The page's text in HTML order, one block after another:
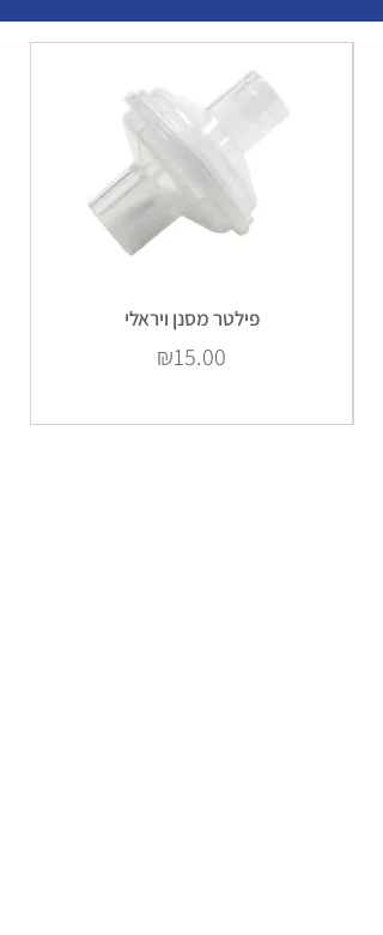
פילטר מסנן ויראלי
Price
₪15.00